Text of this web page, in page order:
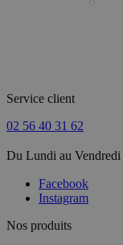
Service client
02 56 40 31 62
Du Lundi au Vendredi
Facebook
Instagram
Nos produits